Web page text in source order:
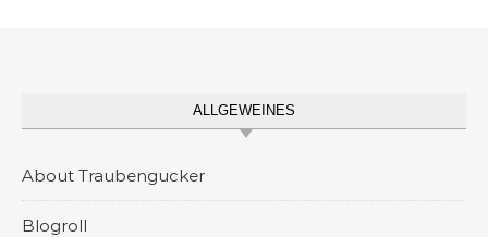
ALLGEWEINES
About Traubengucker
Blogroll